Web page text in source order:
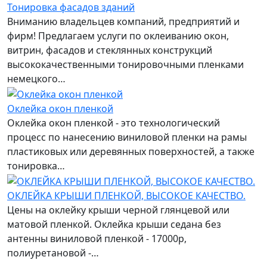
Тонировка фасадов зданий
Вниманию владельцев компаний, предприятий и
фирм! Предлагаем услуги по оклеиванию окон,
витрин, фасадов и стеклянных конструкций
высококачественными тонировочными пленками
немецкого…
Оклейка окон пленкой
Оклейка окон пленкой - это технологический
процесс по нанесению виниловой пленки на рамы
пластиковых или деревянных поверхностей, а также
тонировка…
ОКЛЕЙКА КРЫШИ ПЛЕНКОЙ, ВЫСОКОЕ КАЧЕСТВО.
Цены на оклейку крыши черной глянцевой или
матовой пленкой. Оклейка крыши седана без
антенны виниловой пленкой - 17000р,
полиуретановой -…